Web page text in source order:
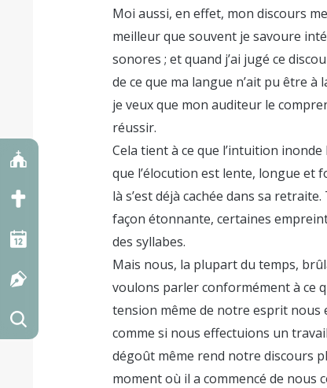
Moi aussi, en effet, mon discours
meilleur que souvent je savoure
sonores ; et quand j’ai jugé ce
de ce que ma langue n’ait pu être
je veux que mon auditeur le
réussir.
Cela tient à ce que l’intuition
que l’élocution est lente, longue et
là s’est déjà cachée dans sa
façon étonnante, certaines
des syllabes.
Mais nous, la plupart du temps,
voulons parler conformément à ce
tension même de notre esprit nous
comme si nous effectuions un
dégoût même rend notre discours
moment où il a commencé de nous